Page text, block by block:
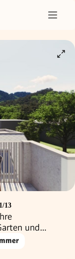
13
und
!!